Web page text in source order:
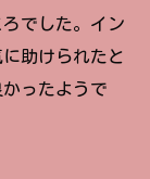
でした。イン
助けられたと
ったようで